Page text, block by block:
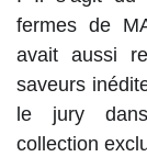
fermes de
avait aussi
saveurs
le jury dans
collection